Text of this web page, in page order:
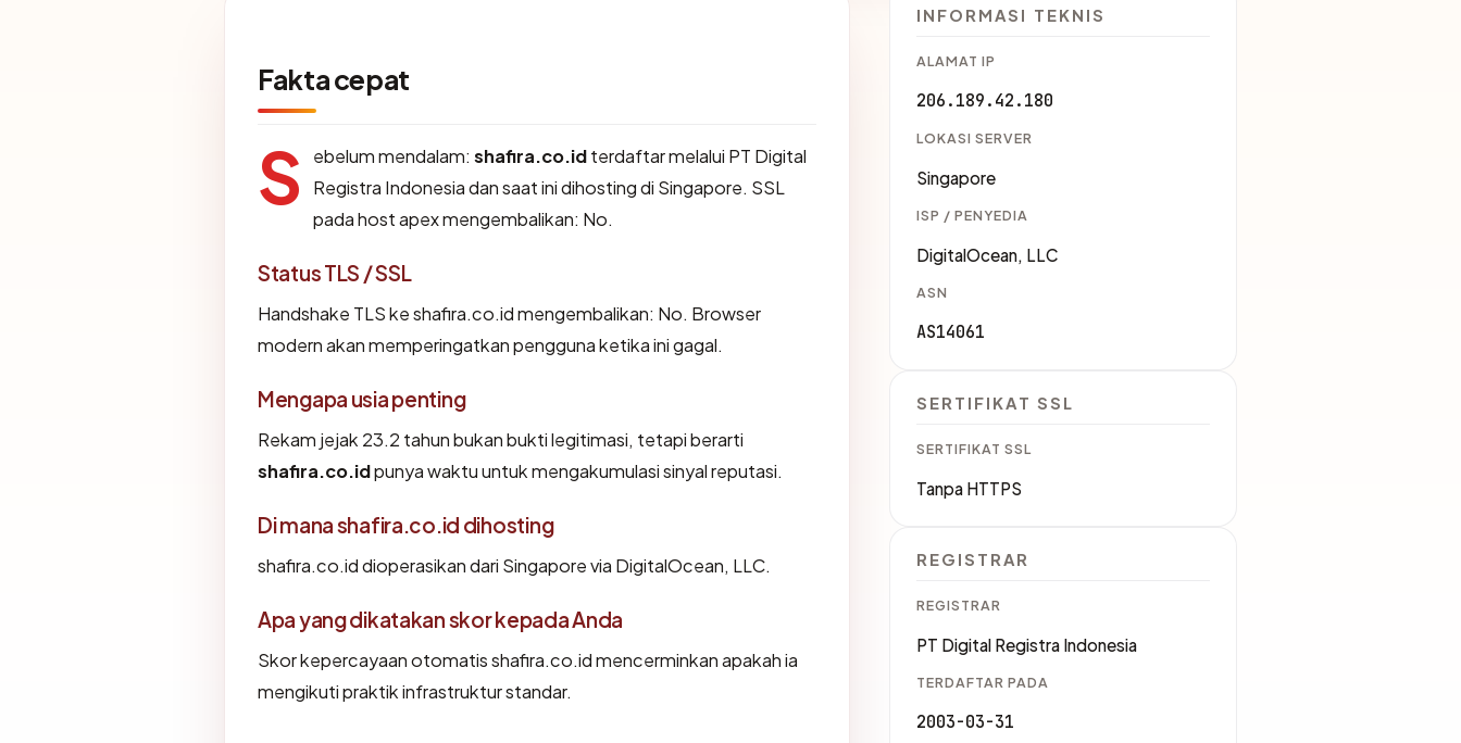
Fakta cepat
S ebelum mendalam: shafira.co.idterdaftar melalui PT Digital
Registra Indonesia dan saat ini dihosting di Singapore. SSL
pada host apex mengembalikan: No.
Status TLS / SSL
Handshake TLS ke shafira.co.id mengembalikan: No. Browser
modern akan memperingatkan pengguna ketika ini gagal.
Mengapa usia penting
Rekam jejak 23.2 tahun bukan bukti legitimasi, tetapi berarti
shafira.co.idpunya waktu untuk mengakumulasi sinyal reputasi.
Di mana shafira.co.id dihosting
shafira.co.id dioperasikan dari Singapore via DigitalOcean, LLC.
Apa yang dikatakan skor kepada Anda
Skor kepercayaan otomatis shafira.co.id mencerminkan apakah ia
mengikuti praktik infrastruktur standar.
INFORMASI TEKNIS
ALAMAT IP
206.189.42.180
LOKASI SERVER
Singapore
ISP / PENYEDIA
DigitalOcean, LLC
ASN
AS14061
SERTIFIKAT SSL
SERTIFIKAT SSL
Tanpa HTTPS
REGISTRAR
REGISTRAR
PT Digital Registra Indonesia
TERDAFTAR PADA
2003-03-31